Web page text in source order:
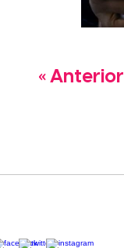
« Anterior